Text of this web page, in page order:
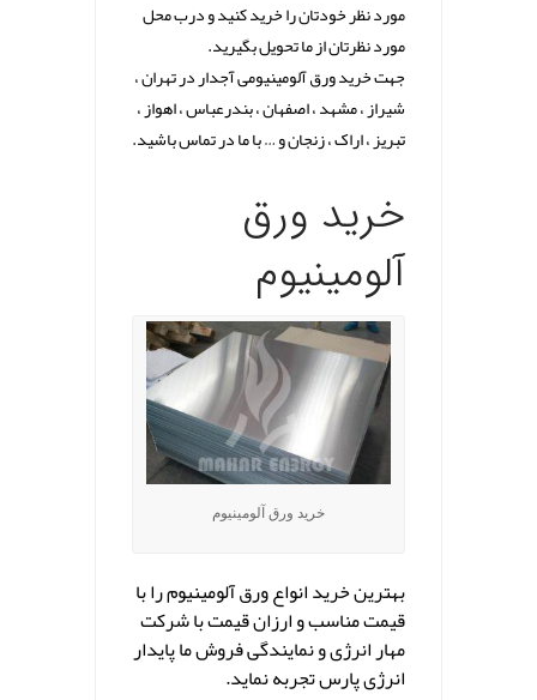
مورد نظر خودتان را خرید کنید و درب محل
مورد نظرتان از ما تحویل بگیرید.
جهت خرید ورق آلومینیومی آجدار در تهران ،
شیراز ، مشهد ، اصفهان ، بندرعباس ، اهواز ،
تبریز ، اراک ، زنجان و … با ما در تماس باشید.
خرید ورق
آلومینیوم
خرید ورق آلومینیوم
بهترین خرید انواع ورق آلومینیوم را با
قیمت مناسب و ارزان قیمت با شرکت
مهار انرژی و نمایندگی فروش ما پایدار
انرژی پارس تجربه نماید.